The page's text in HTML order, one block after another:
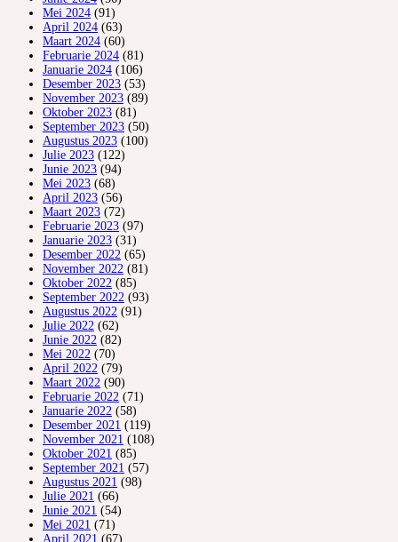
Mei 2024 (91)
April 2024 (63)
Maart 2024 (60)
Februarie 2024 (81)
Januarie 2024 (106)
Desember 2023 (53)
November 2023 (89)
Oktober 2023 (81)
September 2023 (50)
Augustus 2023 (100)
Julie 2023 (122)
Junie 2023 (94)
Mei 2023 (68)
April 2023 (56)
Maart 2023 (72)
Februarie 2023 (97)
Januarie 2023 (31)
Desember 2022 (65)
November 2022 (81)
Oktober 2022 (85)
September 2022 (93)
Augustus 2022 (91)
Julie 2022 (62)
Junie 2022 (82)
Mei 2022 (70)
April 2022 (79)
Maart 2022 (90)
Februarie 2022 (71)
Januarie 2022 (58)
Desember 2021 (119)
November 2021 (108)
Oktober 2021 (85)
September 2021 (57)
Augustus 2021 (98)
Julie 2021 (66)
Junie 2021 (54)
Mei 2021 (71)
April 2021 (67)